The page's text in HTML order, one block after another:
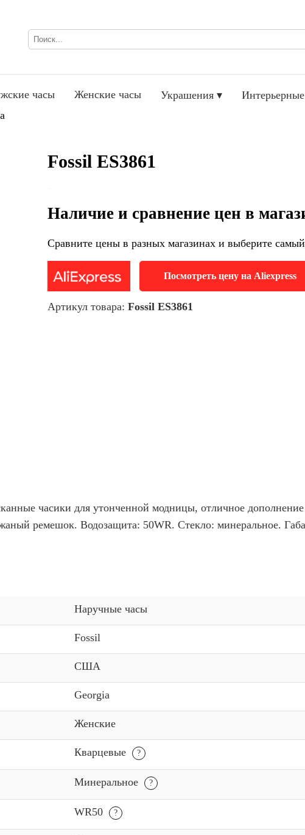
часы Женские часы Украшения ▾
Fossil ES3861
Наличие и сравнение цен в
Сравните цены в разных магазинах и выберите
Посмотреть цену на Aliexpress
Артикул товара: Fossil ES3861
часики для утонченной модницы, отличное
ремешок. Водозащита: 50WR. Стекло: минеральное.
Наручные часы
Fossil
США
Georgia
Женские
Кварцевые
Минеральное
WR50